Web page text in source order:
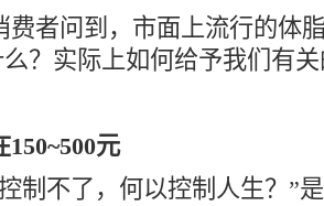
费者问到，市面上流行的体
？实际上如何给予我们有
元
制不了，何以控制人生？”